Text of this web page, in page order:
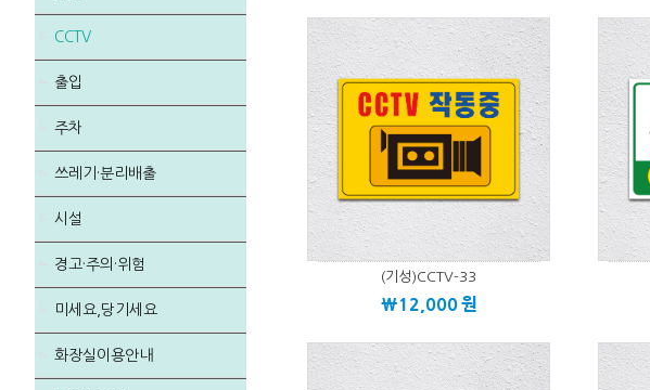
CCTV
출입
주차
쓰레기·분리배출
시설
경고·주의·위험
미세요,당기세요
화장실이용안내
(기성)CCTV-33
\12,000원